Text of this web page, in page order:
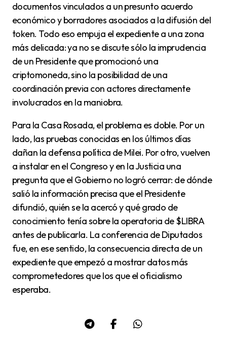
documentos vinculados a un presunto acuerdo
económico y borradores asociados a la difusión del
token. Todo eso empuja el expediente a una zona
más delicada: ya no se discute sólo la imprudencia
de un Presidente que promocionó una
criptomoneda, sino la posibilidad de una
coordinación previa con actores directamente
involucrados en la maniobra.
Para la Casa Rosada, el problema es doble. Por un
lado, las pruebas conocidas en los últimos días
dañan la defensa política de Milei. Por otro, vuelven
a instalar en el Congreso y en la Justicia una
pregunta que el Gobierno no logró cerrar: de dónde
salió la información precisa que el Presidente
difundió, quién se la acercó y qué grado de
conocimiento tenía sobre la operatoria de $LIBRA
antes de publicarla. La conferencia de Diputados
fue, en ese sentido, la consecuencia directa de un
expediente que empezó a mostrar datos más
comprometedores que los que el oficialismo
esperaba.